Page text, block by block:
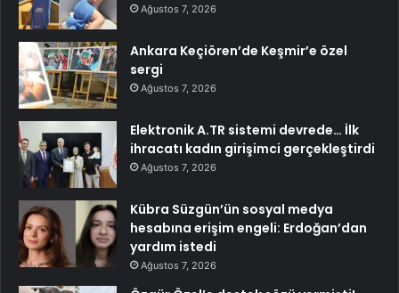
Ağustos 7, 2026
Ankara Keçiören’de Keşmir’e özel
sergi
Ağustos 7, 2026
Elektronik A.TR sistemi devrede… İlk
ihracatı kadın girişimci gerçekleştirdi
Ağustos 7, 2026
Kübra Süzgün’ün sosyal medya
hesabına erişim engeli: Erdoğan’dan
yardım istedi
Ağustos 7, 2026